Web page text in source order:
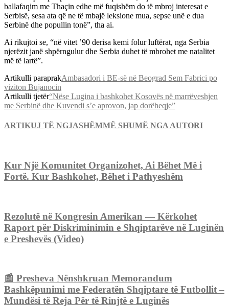
ballafaqim me Thaçin edhe më fuqishëm do të mbroj interesat e
Serbisë, sesa ata që ne të mbajë leksione mua, sepse unë e dua
Serbinë dhe popullin tonë”, tha ai.
Ai rikujtoi se, “në vitet ’90 derisa kemi folur luftërat, nga Serbia
njerëzit janë shpërngulur dhe Serbia duhet të mbrohet me natalitet
më të lartë”.
Artikulli paraprakAmbasadori i BE-së në Beograd Sem Fabrici po
viziton Bujanocin
Artikulli tjetër“Nëse Lugina i bashkohet Kosovës në marrëveshjen
me Serbinë dhe Kuvendi s’e aprovon, jap dorëheqje”
ARTIKUJ TË NGJASHËMMË SHUMË NGA AUTORI
Kur Një Komunitet Organizohet, Ai Bëhet Më i
Fortë. Kur Bashkohet, Bëhet i Pathyeshëm
Rezolutë në Kongresin Amerikan — Kërkohet
Raport për Diskriminimin e Shqiptarëve në Luginën
e Preshevës (Video)
📰 Presheva Nënshkruan Memorandum
Bashkëpunimi me Federatën Shqiptare të Futbollit –
Mundësi të Reja Për të Rinjtë e Luginës